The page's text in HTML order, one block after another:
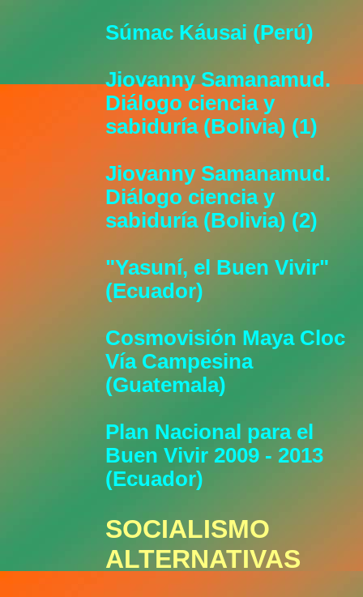
Súmac Káusai (Perú)
Jiovanny Samanamud.
Diálogo ciencia y
sabiduría (Bolivia) (1)
Jiovanny Samanamud.
Diálogo ciencia y
sabiduría (Bolivia) (2)
"Yasuní, el Buen Vivir"
(Ecuador)
Cosmovisión Maya Cloc
Vía Campesina
(Guatemala)
Plan Nacional para el
Buen Vivir 2009 - 2013
(Ecuador)
SOCIALISMO
ALTERNATIVAS